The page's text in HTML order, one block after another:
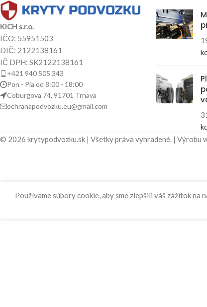
KICH s.r.o.
IČO: 55951503
DIČ: 2122138161
IČ DPH: SK2122138161
+421 940 505 343
Pon - Pia od 8:00 - 18:00
Coburgova 74, 91701 Trnava
ochranapodvozku.eu@gmail.com
© 2026 krytypodvozku.sk | Všetky práva vyhradené. | Výrobu
Používame súbory cookie, aby sme zlepšili váš zážitok